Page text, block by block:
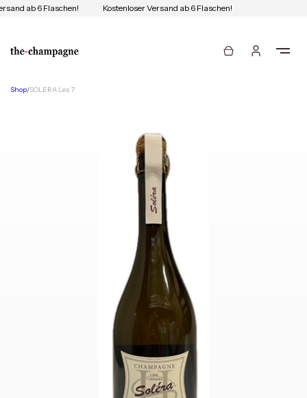
ab 6 Flaschen! Kostenloser Versand ab 6 Flaschen!
Shop/SOLERA Les 7